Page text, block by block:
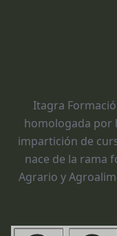
Itagra
homologada por
impartición de
nace de la rama
Agrario y